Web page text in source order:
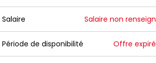
Type de contrat
Salaire
Salaire Salaire non
Période de disponibilité
Période de disponibilité Offre